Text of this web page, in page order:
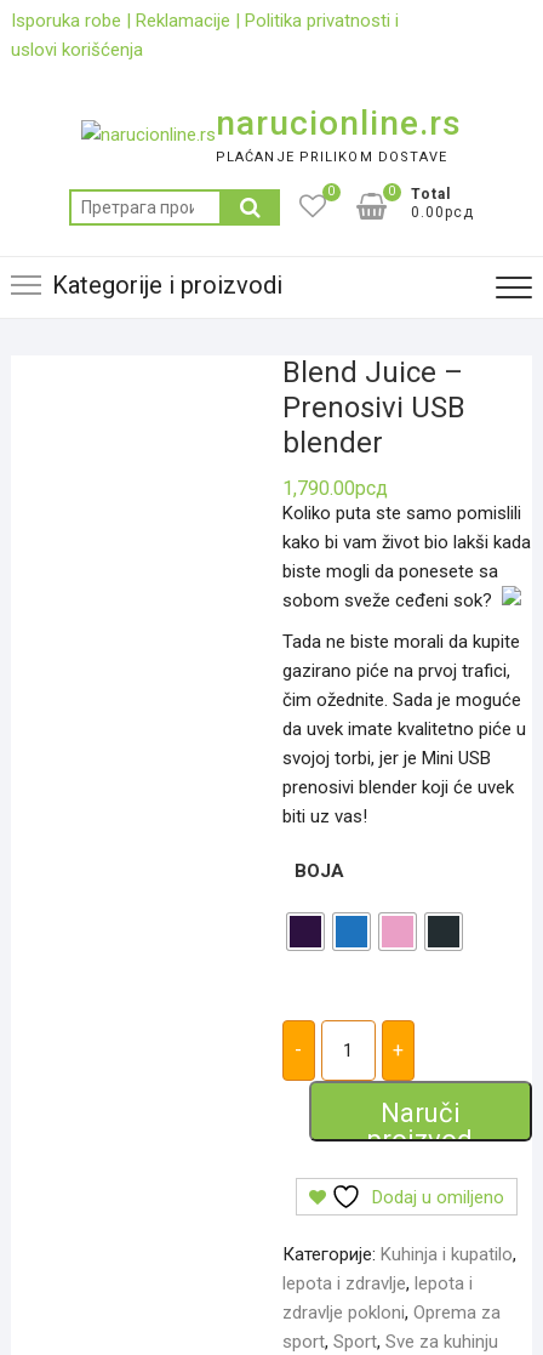
Skip
to
Isporuka robe | Reklamacije | Politika privatnosti i
uslovi korišćenja
narucionline.rs
PLAĆANJE PRILIKOM DOSTAVE
Претрага
за:
0
Total
0.00рсд
0
Kategorije i proizvodi
Blend Juice –
Prenosivi USB
blender
1,790.00рсд
Koliko puta ste samo pomislili
kako bi vam život bio lakši kada
biste mogli da ponesete sa
sobom sveže ceđeni sok?
Tada ne biste morali da kupite
gazirano piće na prvoj trafici,
čim ožednite. Sada je moguće
da uvek imate kvalitetno piće u
svojoj torbi, jer je Mini USB
prenosivi blender koji će uvek
biti uz vas!
BOJA
-
Blend
Juice
Prenosivi
количина
+
Naruči
proizvod
Dodaj u omiljeno
Категорије: Kuhinja i kupatilo,
lepota i zdravlje, lepota i
zdravlje pokloni, Oprema za
sport, Sport, Sve za kuhinju